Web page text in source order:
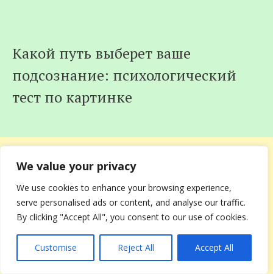
We value your privacy
We use cookies to enhance your browsing experience,
serve personalised ads or content, and analyse our traffic.
By clicking "Accept All", you consent to our use of cookies.
Customise Reject All Accept All
Какой путь выберет ваше
подсознание: психологический
тест по картинке